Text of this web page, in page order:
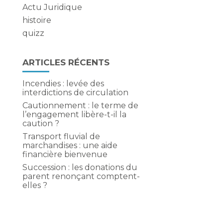
Actu Juridique
histoire
quizz
ARTICLES RÉCENTS
Incendies : levée des
interdictions de circulation
Cautionnement : le terme de
l’engagement libère-t-il la
caution ?
Transport fluvial de
marchandises : une aide
financière bienvenue
Succession : les donations du
parent renonçant comptent-
elles ?